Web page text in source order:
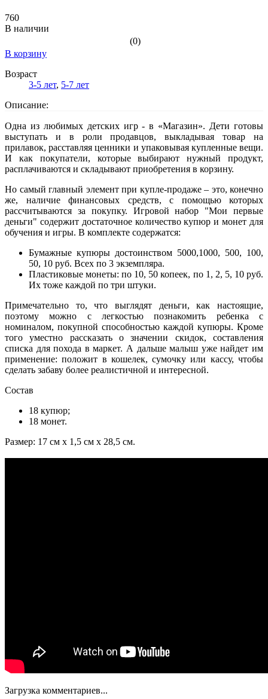
760
В наличии
(0)
В корзину
Возраст
3-5 лет, 5-7 лет
Описание:
Одна из любимых детских игр - в «Магазин». Дети готовы
выступать и в роли продавцов, выкладывая товар на
прилавок, расставляя ценники и упаковывая купленные вещи.
И как покупатели, которые выбирают нужный продукт,
расплачиваются и складывают приобретения в корзину.
Но самый главный элемент при купле-продаже – это, конечно
же, наличие финансовых средств, с помощью которых
рассчитываются за покупку. Игровой набор "Мои первые
деньги" содержит достаточное количество купюр и монет для
обучения и игры. В комплекте содержатся:
Бумажные купюры достоинством 5000,1000, 500, 100,
50, 10 руб. Всех по 3 экземпляра.
Пластиковые монеты: по 10, 50 копеек, по 1, 2, 5, 10 руб.
Их тоже каждой по три штуки.
Примечательно то, что выглядят деньги, как настоящие,
поэтому можно с легкостью познакомить ребенка с
номиналом, покупной способностью каждой купюры. Кроме
того уместно рассказать о значении скидок, составления
списка для похода в маркет. А дальше малыш уже найдет им
применение: положит в кошелек, сумочку или кассу, чтобы
сделать забаву более реалистичной и интересной.
Состав
18 купюр;
18 монет.
Размер: 17 см х 1,5 см х 28,5 см.
Загрузка комментариев...